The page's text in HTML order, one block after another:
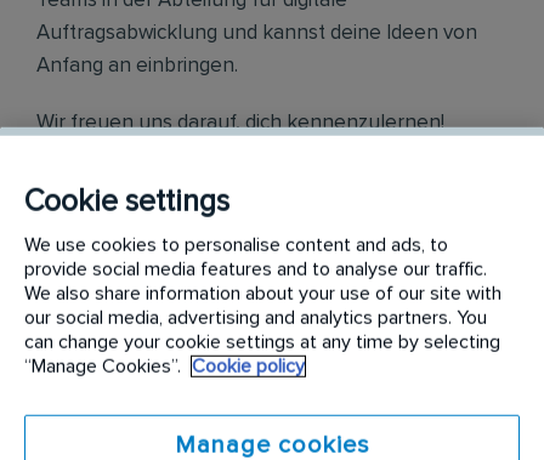
Auftragsabwicklung und kannst deine Ideen von
Anfang an einbringen.
Wir freuen uns darauf, dich kennenzulernen!
Aufgaben
Zentrale Ansprechperson und kommunikatives
Bindeglied bei Systemmeldungen
Überwachung und Bearbeitung der Systemmeldungen
Erstellung interner und externer
Auftragsbestätigungen
Erstellung von Berichten zur Online-
Cookie settings
We use cookies to personalise content and ads, to
provide social media features and to analyse our traffic.
We also share information about your use of our site with
our social media, advertising and analytics partners. You
can change your cookie settings at any time by selecting
“Manage Cookies”.
Cookie policy
Manage cookies